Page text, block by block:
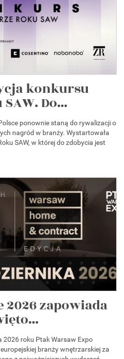
konkursu
Do...
ponownie staną do rywalizacji o
nagród w branży. Wystartowała
SAW, w której do zdobycia jest
2026 zapowiada
2026 roku Ptak Warsaw Expo
branży wnętrzarskiej za